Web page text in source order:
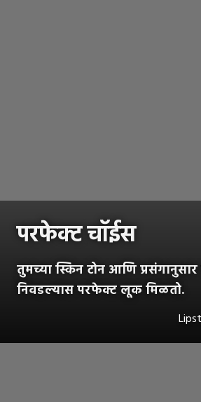
परफेक्ट चॉईस
तुमच्या स्किन टोन आणि
निवडल्यास परफेक्ट लूक मिळतो.